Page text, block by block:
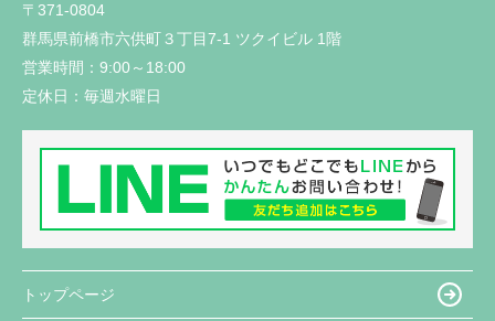
〒371-0804
群馬県前橋市六供町３丁目7-1 ツクイビル 1階
営業時間： 9:00～18:00
定休日： 毎週水曜日
トップページ